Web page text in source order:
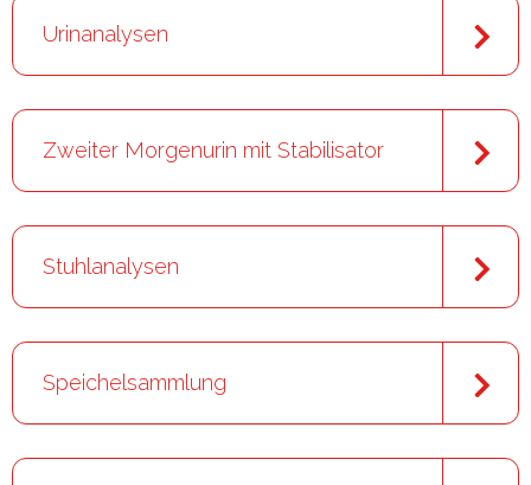
Urinanalysen
Zweiter Morgenurin mit Stabilisator
Stuhlanalysen
Speichelsammlung